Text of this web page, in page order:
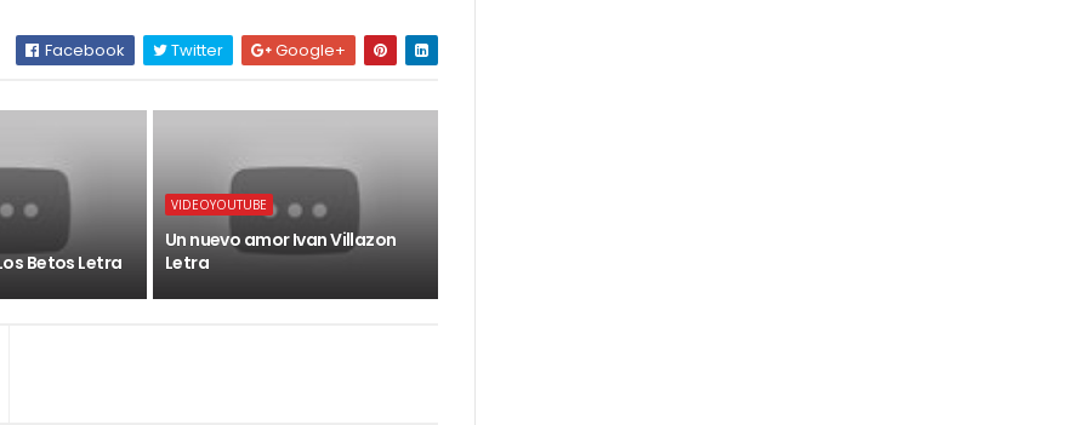
Facebook Twitter Google+
Betos Letra
VIDEOYOUTUBE
Un nuevo amor Ivan Villazon
Letra